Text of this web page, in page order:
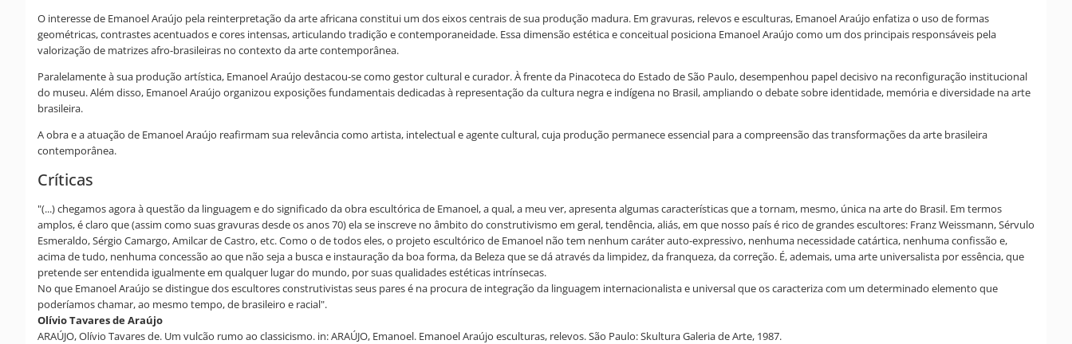
O interesse de Emanoel Araújo pela reinterpretação da arte africana constitui um dos eixos centrais de sua produção madura. Em gravuras, relevos e esculturas, Emanoel Araújo enfatiza o uso de formas
geométricas, contrastes acentuados e cores intensas, articulando tradição e contemporaneidade. Essa dimensão estética e conceitual posiciona Emanoel Araújo como um dos principais responsáveis pela
valorização de matrizes afro-brasileiras no contexto da arte contemporânea.
Paralelamente à sua produção artística, Emanoel Araújo destacou-se como gestor cultural e curador. À frente da Pinacoteca do Estado de São Paulo, desempenhou papel decisivo na reconfiguração institucional
do museu. Além disso, Emanoel Araújo organizou exposições fundamentais dedicadas à representação da cultura negra e indígena no Brasil, ampliando o debate sobre identidade, memória e diversidade na arte
brasileira.
A obra e a atuação de Emanoel Araújo reafirmam sua relevância como artista, intelectual e agente cultural, cuja produção permanece essencial para a compreensão das transformações da arte brasileira
contemporânea.
Críticas
"(...) chegamos agora à questão da linguagem e do significado da obra escultórica de Emanoel, a qual, a meu ver, apresenta algumas características que a tornam, mesmo, única na arte do Brasil. Em termos
amplos, é claro que (assim como suas gravuras desde os anos 70) ela se inscreve no âmbito do construtivismo em geral, tendência, aliás, em que nosso país é rico de grandes escultores: Franz Weissmann, Sérvulo
Esmeraldo, Sérgio Camargo, Amilcar de Castro, etc. Como o de todos eles, o projeto escultórico de Emanoel não tem nenhum caráter auto-expressivo, nenhuma necessidade catártica, nenhuma confissão e,
acima de tudo, nenhuma concessão ao que não seja a busca e instauração da boa forma, da Beleza que se dá através da limpidez, da franqueza, da correção. É, ademais, uma arte universalista por essência, que
pretende ser entendida igualmente em qualquer lugar do mundo, por suas qualidades estéticas intrínsecas.
No que Emanoel Araújo se distingue dos escultores construtivistas seus pares é na procura de integração da linguagem internacionalista e universal que os caracteriza com um determinado elemento que
poderíamos chamar, ao mesmo tempo, de brasileiro e racial".
Olívio Tavares de Araújo
ARAÚJO, Olívio Tavares de. Um vulcão rumo ao classicismo. in: ARAÚJO, Emanoel. Emanoel Araújo esculturas, relevos. São Paulo: Skultura Galeria de Arte, 1987.